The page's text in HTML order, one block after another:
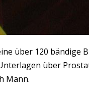
über 120 bändige
über
Mann.